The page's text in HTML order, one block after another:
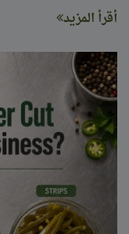
أقرأ المزيد